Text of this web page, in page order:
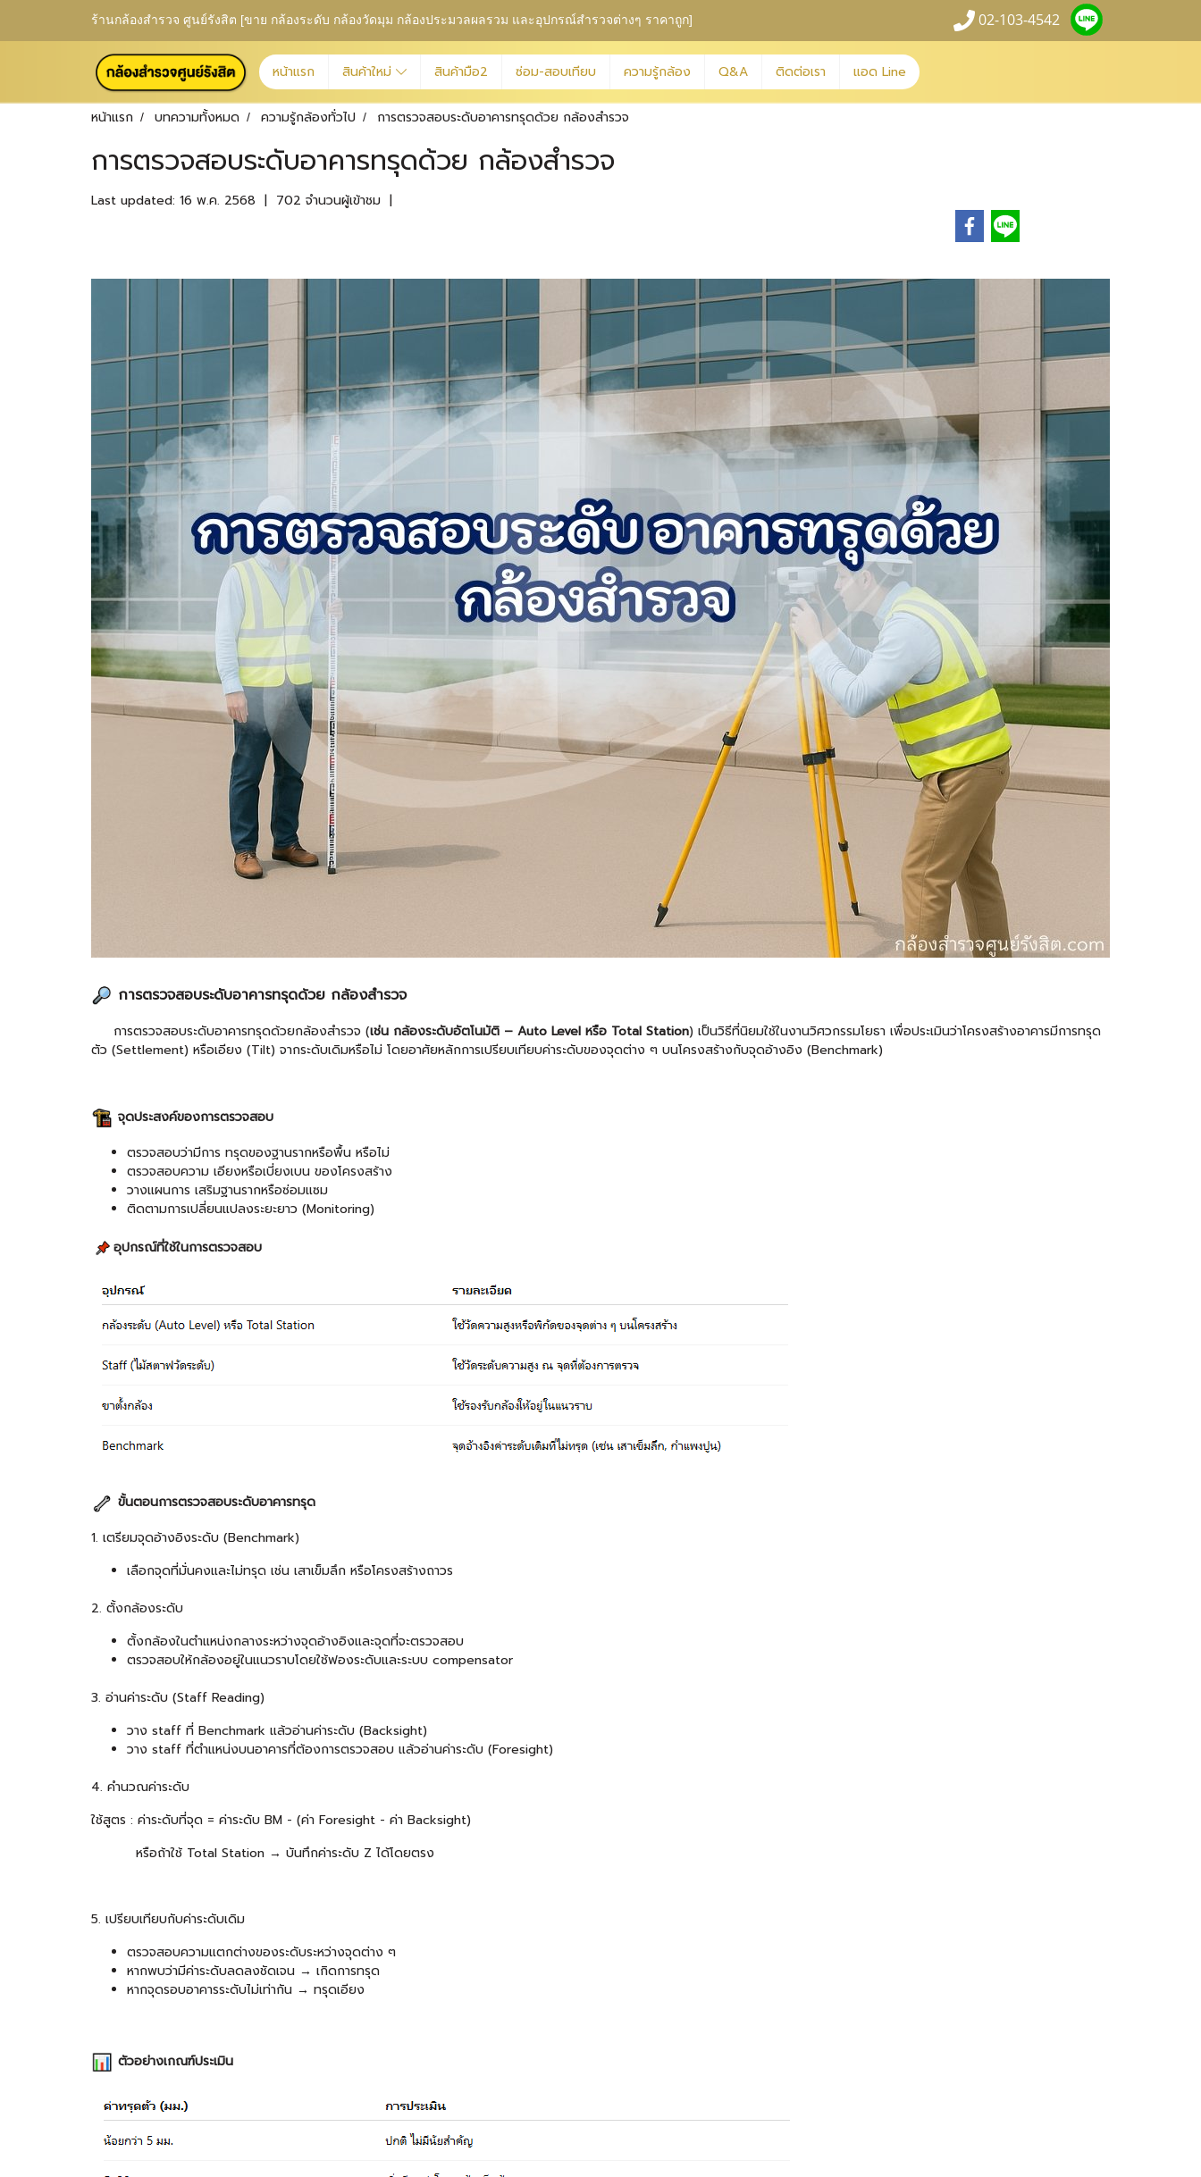
ร้านกล้องสำรวจ ศูนย์รังสิต [ขาย กล้องระดับ กล้องวัดมุม กล้องประมวลผลรวม และอุปกรณ์สำรวจต่างๆ ราคาถูก] 02-103-4542
หน้าแรก สินค้าใหม่ สินค้ามือ2 ซ่อม-สอบเทียบ ความรู้กล้อง Q&A ติดต่อเรา แอด Line
หน้าแรก บทความทั้งหมด ความรู้กล้องทั่วไป การตรวจสอบระดับอาคารทรุดด้วย กล้องสำรวจ
การตรวจสอบระดับอาคารทรุดด้วย กล้องสำรวจ
Last updated: 16 พ.ค. 2568 | 702 จำนวนผู้เข้าชม |
การตรวจสอบระดับอาคารทรุดด้วย กล้องสำรวจ
การตรวจสอบระดับอาคารทรุดด้วยกล้องสำรวจ (เช่น กล้องระดับอัตโนมัติ – Auto Level หรือ Total Station) เป็นวิธีที่นิยมใช้ในงานวิศวกรรมโยธา เพื่อประเมินว่าโครงสร้างอาคารมีการทรุด
ตัว (Settlement) หรือเอียง (Tilt) จากระดับเดิมหรือไม่ โดยอาศัยหลักการเปรียบเทียบค่าระดับของจุดต่าง ๆ บนโครงสร้างกับจุดอ้างอิง (Benchmark)
จุดประสงค์ของการตรวจสอบ
ตรวจสอบว่ามีการ ทรุดของฐานรากหรือพื้น หรือไม่
ตรวจสอบความ เอียงหรือเบี่ยงเบน ของโครงสร้าง
วางแผนการ เสริมฐานรากหรือซ่อมแซม
ติดตามการเปลี่ยนแปลงระยะยาว (Monitoring)
อุปกรณ์ที่ใช้ในการตรวจสอบ
ขั้นตอนการตรวจสอบระดับอาคารทรุด
1. เตรียมจุดอ้างอิงระดับ (Benchmark)
เลือกจุดที่มั่นคงและไม่ทรุด เช่น เสาเข็มลึก หรือโครงสร้างถาวร
2. ตั้งกล้องระดับ
ตั้งกล้องในตำแหน่งกลางระหว่างจุดอ้างอิงและจุดที่จะตรวจสอบ
ตรวจสอบให้กล้องอยู่ในแนวราบโดยใช้ฟองระดับและระบบ compensator
3. อ่านค่าระดับ (Staff Reading)
วาง staff ที่ Benchmark แล้วอ่านค่าระดับ (Backsight)
วาง staff ที่ตำแหน่งบนอาคารที่ต้องการตรวจสอบ แล้วอ่านค่าระดับ (Foresight)
4. คำนวณค่าระดับ
ใช้สูตร : ค่าระดับที่จุด = ค่าระดับ BM - (ค่า Foresight - ค่า Backsight)
หรือถ้าใช้ Total Station → บันทึกค่าระดับ Z ได้โดยตรง
5. เปรียบเทียบกับค่าระดับเดิม
ตรวจสอบความแตกต่างของระดับระหว่างจุดต่าง ๆ
หากพบว่ามีค่าระดับลดลงชัดเจน → เกิดการทรุด
หากจุดรอบอาคารระดับไม่เท่ากัน → ทรุดเอียง
ตัวอย่างเกณฑ์ประเมิน